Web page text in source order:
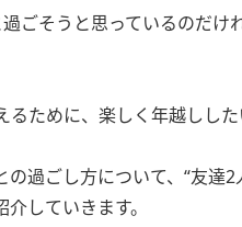
ごそうと思っているのだけ
ために、楽しく年越しした
過ごし方について、“友達
していきます。